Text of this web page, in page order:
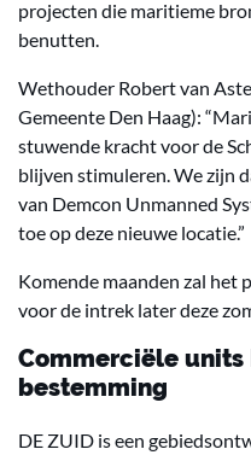
projecten die maritieme
benutten.
Wethouder Robert van
Gemeente Den Haag):
stuwende kracht voor de
blijven stimuleren. We zijn
van Demcon Unmanned
toe op deze nieuwe locatie.”
Komende maanden zal het
voor de intrek later deze
Commerciële units
bestemming
DE ZUID is een